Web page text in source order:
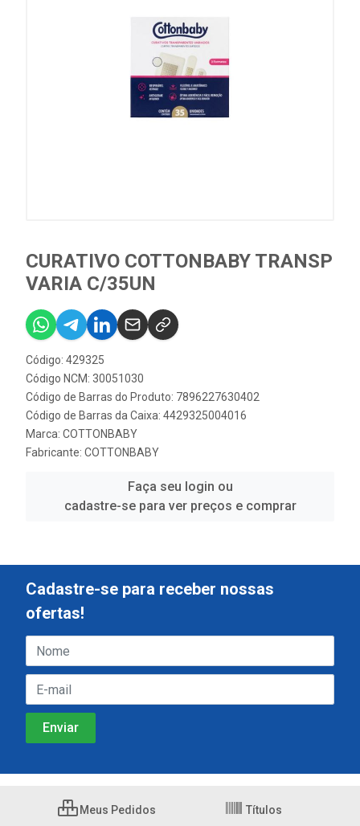
CURATIVO COTTONBABY TRANSP
VARIA C/35UN
Código: 429325
Código NCM: 30051030
Código de Barras do Produto: 7896227630402
Código de Barras da Caixa: 4429325004016
Marca: COTTONBABY
Fabricante: COTTONBABY
Faça seu login ou
cadastre-se para ver preços e comprar
Cadastre-se para receber nossas
ofertas!
Meus Pedidos Títulos